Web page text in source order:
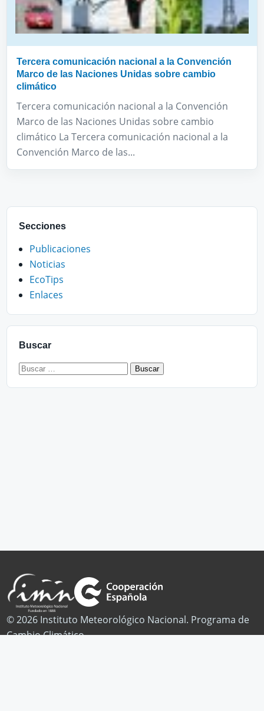
Tercera comunicación nacional a la Convención
Marco de las Naciones Unidas sobre cambio
climático
Tercera comunicación nacional a la Convención
Marco de las Naciones Unidas sobre cambio
climático La Tercera comunicación nacional a la
Convención Marco de las...
Secciones
Publicaciones
Noticias
EcoTips
Enlaces
Buscar
Buscar:
© 2026 Instituto Meteorológico Nacional. Programa de
Cambio Climático.